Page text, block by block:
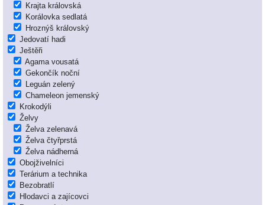
Krajta královská
Korálovka sedlatá
Hroznýš královský
Jedovatí hadi
Ještěři
Agama vousatá
Gekončík noční
Leguán zelený
Chameleon jemenský
Krokodýli
Želvy
Želva zelenavá
Želva čtyřprstá
Želva nádherná
Obojživelníci
Terárium a technika
Bezobratlí
Hlodavci a zajícovci